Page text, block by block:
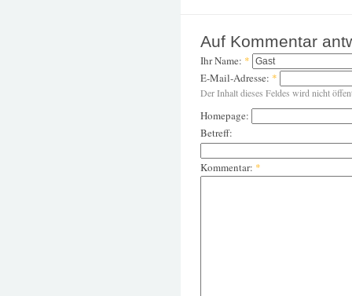
Auf Kommentar
Ihr Name: *
E-Mail-Adresse: *
Der Inhalt dieses Feldes wird nicht
Homepage:
Betreff:
Kommentar: *